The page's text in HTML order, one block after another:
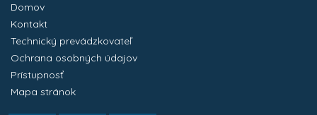
Domov
Kontakt
Technický prevádzkovateľ
Ochrana osobných údajov
Prístupnosť
Mapa stránok